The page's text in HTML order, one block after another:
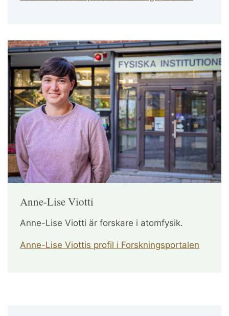
Anne-Lise Viotti
Anne-Lise Viotti är forskare i atomfysik.
Anne-Lise Viottis profil i Forskningsportalen